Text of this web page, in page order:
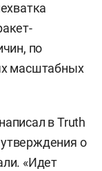
по
масштабных
в Truth
утверждения о
«Идет